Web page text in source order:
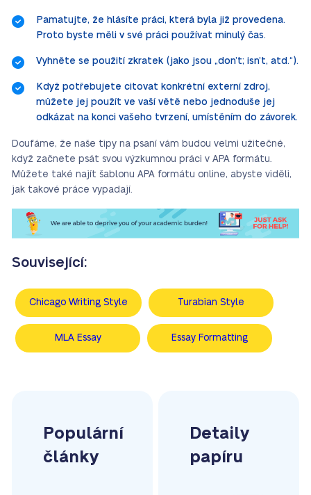
Pamatujte, že hlásíte práci, která byla již provedena.
Proto byste měli v své práci používat minulý čas.
Vyhněte se použití zkratek (jako jsou „don’t; isn’t, atd.“).
Když potřebujete citovat konkrétní externí zdroj,
můžete jej použít ve vaší větě nebo jednoduše jej
odkázat na konci vašeho tvrzení, umístěním do závorek.
Doufáme, že naše tipy na psaní vám budou velmi užitečné,
když začnete psát svou výzkumnou práci v APA formátu.
Můžete také najít šablonu APA formátu online, abyste viděli,
jak takové práce vypadají.
Související:
Chicago Writing Style Turabian Style
MLA Essay Essay Formatting
Populární
články
Detaily
papíru